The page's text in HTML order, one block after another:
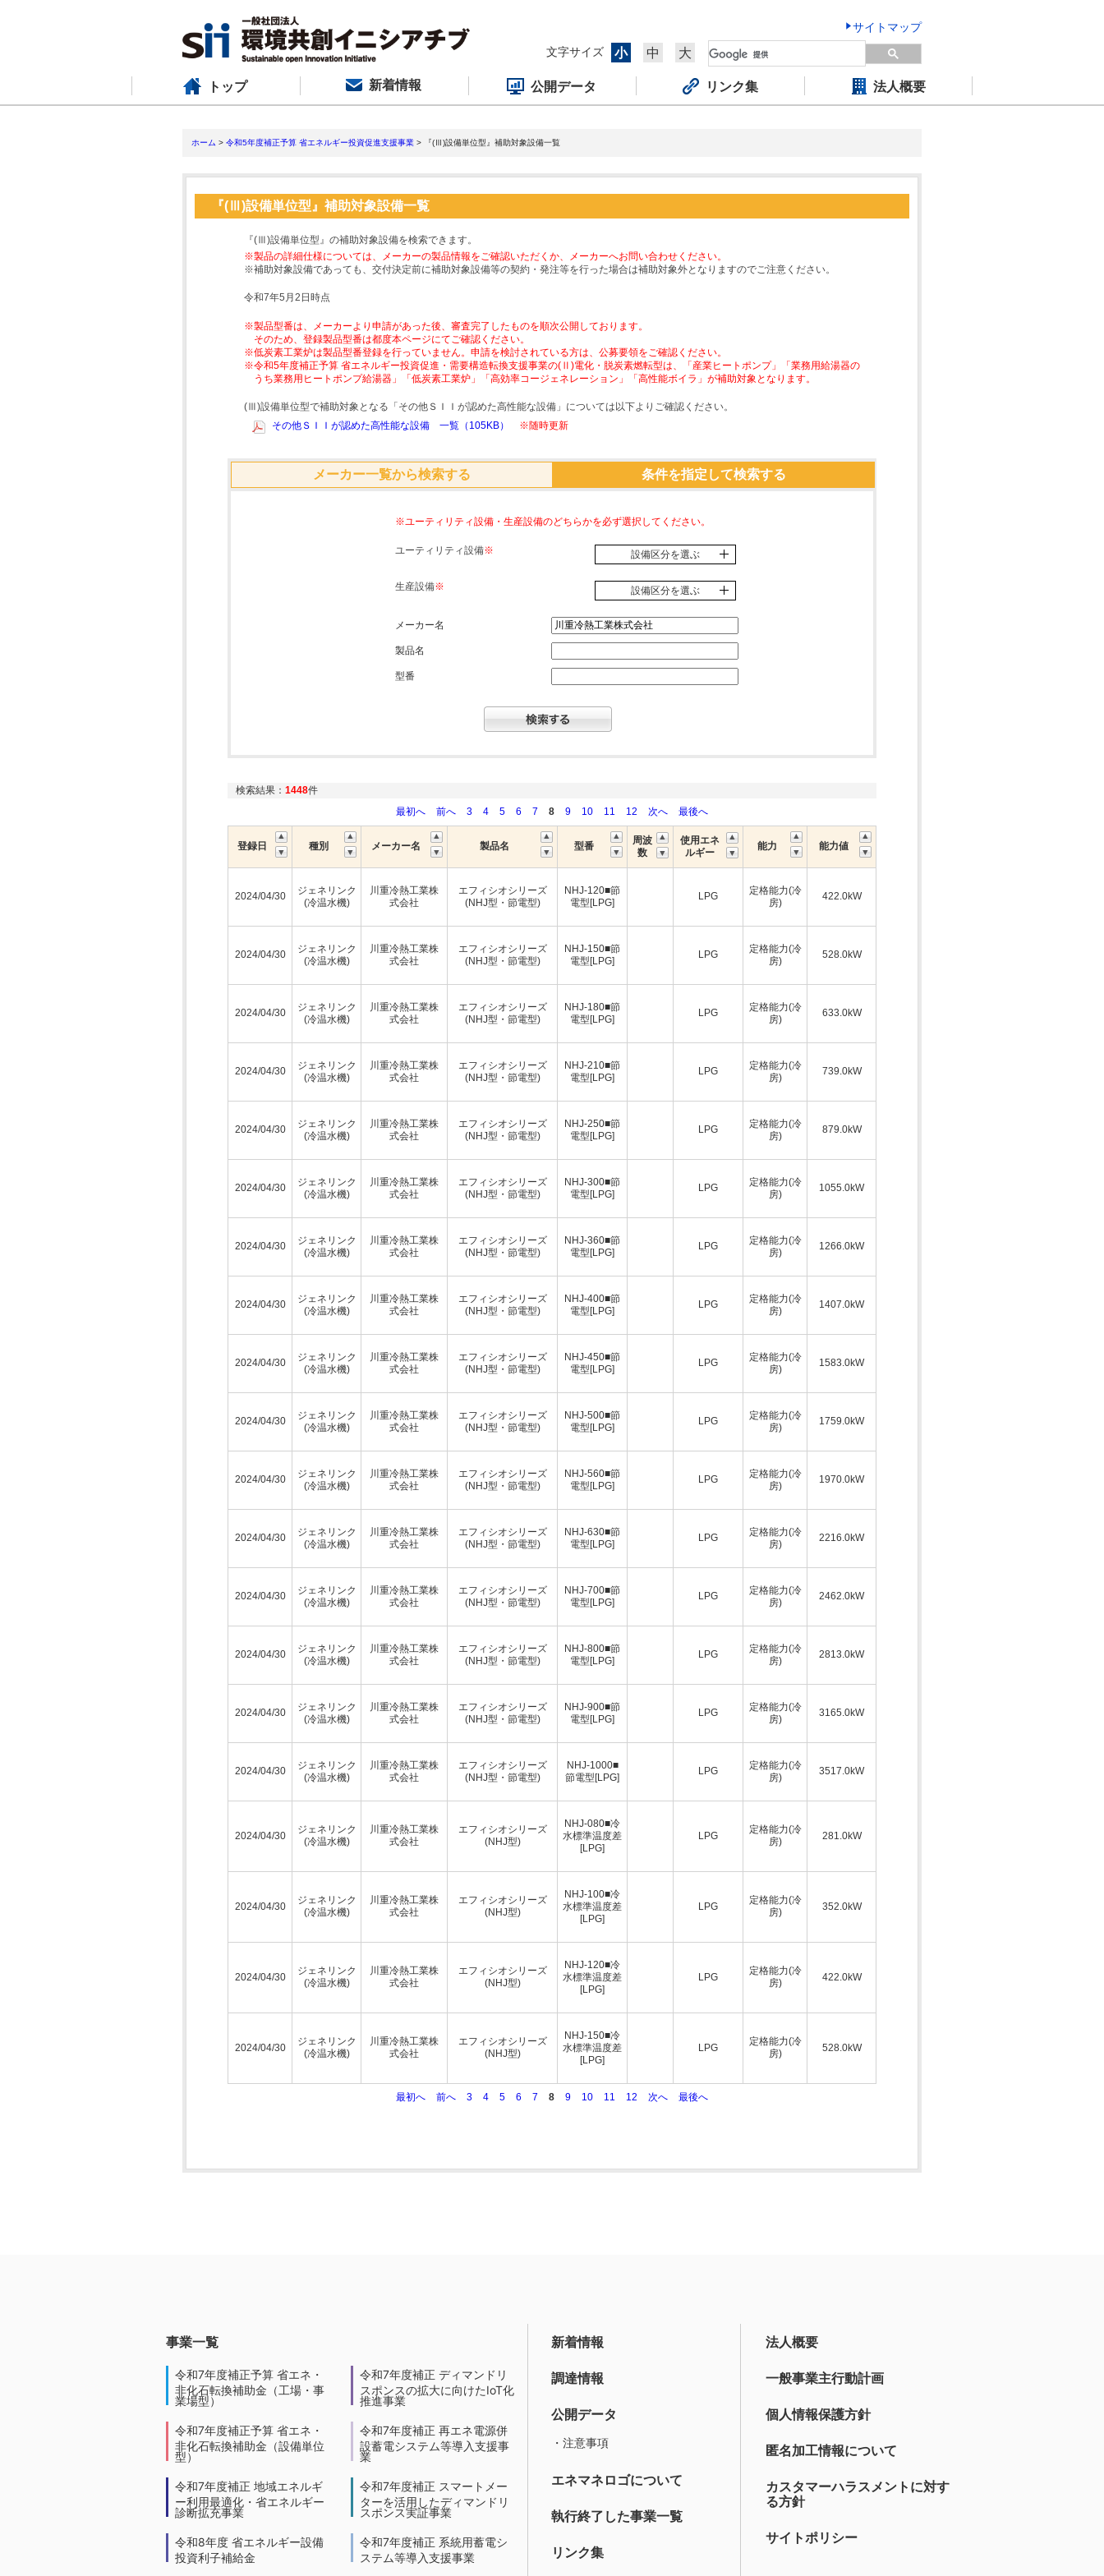
サイトマップ
文字サイズ
小 中 大
トップ 新着情報 公開データ リンク集 法人概要
ホーム > 令和5年度補正予算 省エネルギー投資促進支援事業 > 『(Ⅲ)設備単位型』補助対象設備一覧
『(Ⅲ)設備単位型』補助対象設備一覧
『(Ⅲ)設備単位型』の補助対象設備を検索できます。
※製品の詳細仕様については、メーカーの製品情報をご確認いただくか、メーカーへお問い合わせください。
※補助対象設備であっても、交付決定前に補助対象設備等の契約・発注等を行った場合は補助対象外となりますのでご注意ください。
令和7年5月2日時点
※製品型番は、メーカーより申請があった後、審査完了したものを順次公開しております。
そのため、登録製品型番は都度本ページにてご確認ください。
※低炭素工業炉は製品型番登録を行っていません。申請を検討されている方は、公募要領をご確認ください。
※令和5年度補正予算 省エネルギー投資促進・需要構造転換支援事業の(Ⅱ)電化・脱炭素燃転型は、「産業ヒートポンプ」「業務用給湯器の
うち業務用ヒートポンプ給湯器」「低炭素工業炉」「高効率コージェネレーション」「高性能ボイラ」が補助対象となります。
(Ⅲ)設備単位型で補助対象となる「その他ＳＩＩが認めた高性能な設備」については以下よりご確認ください。
その他ＳＩＩが認めた高性能な設備 一覧（105KB）
※随時更新
メーカー一覧から検索する 条件を指定して検索する
※ユーティリティ設備・生産設備のどちらかを必ず選択してください。
ユーティリティ設備※ 設備区分を選ぶ
生産設備※ 設備区分を選ぶ
メーカー名
製品名
型番
検索結果： 1448件
最初へ
前へ 3 4 5 6 7 8 9 10 11 12 次へ 最後へ
登録日 種別 メーカー名 製品名 型番
周波
数
使用エネ
ルギー
能力 能力値
2024/04/30
ジェネリンク
(冷温水機)
川重冷熱工業株
式会社
エフィシオシリーズ
(NHJ型・節電型)
NHJ-120■節
電型[LPG]
LPG
定格能力(冷
房)
422.0kW
2024/04/30
ジェネリンク
(冷温水機)
川重冷熱工業株
式会社
エフィシオシリーズ
(NHJ型・節電型)
NHJ-150■節
電型[LPG]
LPG
定格能力(冷
房)
528.0kW
2024/04/30
ジェネリンク
(冷温水機)
川重冷熱工業株
式会社
エフィシオシリーズ
(NHJ型・節電型)
NHJ-180■節
電型[LPG]
LPG
定格能力(冷
房)
633.0kW
2024/04/30
ジェネリンク
(冷温水機)
川重冷熱工業株
式会社
エフィシオシリーズ
(NHJ型・節電型)
NHJ-210■節
電型[LPG]
LPG
定格能力(冷
房)
739.0kW
2024/04/30
ジェネリンク
(冷温水機)
川重冷熱工業株
式会社
エフィシオシリーズ
(NHJ型・節電型)
NHJ-250■節
電型[LPG]
LPG
定格能力(冷
房)
879.0kW
2024/04/30
ジェネリンク
(冷温水機)
川重冷熱工業株
式会社
エフィシオシリーズ
(NHJ型・節電型)
NHJ-300■節
電型[LPG]
LPG
定格能力(冷
房)
1055.0kW
2024/04/30
ジェネリンク
(冷温水機)
川重冷熱工業株
式会社
エフィシオシリーズ
(NHJ型・節電型)
NHJ-360■節
電型[LPG]
LPG
定格能力(冷
房)
1266.0kW
2024/04/30
ジェネリンク
(冷温水機)
川重冷熱工業株
式会社
エフィシオシリーズ
(NHJ型・節電型)
NHJ-400■節
電型[LPG]
LPG
定格能力(冷
房)
1407.0kW
2024/04/30
ジェネリンク
(冷温水機)
川重冷熱工業株
式会社
エフィシオシリーズ
(NHJ型・節電型)
NHJ-450■節
電型[LPG]
LPG
定格能力(冷
房)
1583.0kW
2024/04/30
ジェネリンク
(冷温水機)
川重冷熱工業株
式会社
エフィシオシリーズ
(NHJ型・節電型)
NHJ-500■節
電型[LPG]
LPG
定格能力(冷
房)
1759.0kW
2024/04/30
ジェネリンク
(冷温水機)
川重冷熱工業株
式会社
エフィシオシリーズ
(NHJ型・節電型)
NHJ-560■節
電型[LPG]
LPG
定格能力(冷
房)
1970.0kW
2024/04/30
ジェネリンク
(冷温水機)
川重冷熱工業株
式会社
エフィシオシリーズ
(NHJ型・節電型)
NHJ-630■節
電型[LPG]
LPG
定格能力(冷
房)
2216.0kW
2024/04/30
ジェネリンク
(冷温水機)
川重冷熱工業株
式会社
エフィシオシリーズ
(NHJ型・節電型)
NHJ-700■節
電型[LPG]
LPG
定格能力(冷
房)
2462.0kW
2024/04/30
ジェネリンク
(冷温水機)
川重冷熱工業株
式会社
エフィシオシリーズ
(NHJ型・節電型)
NHJ-800■節
電型[LPG]
LPG
定格能力(冷
房)
2813.0kW
2024/04/30
ジェネリンク
(冷温水機)
川重冷熱工業株
式会社
エフィシオシリーズ
(NHJ型・節電型)
NHJ-900■節
電型[LPG]
LPG
定格能力(冷
房)
3165.0kW
2024/04/30
ジェネリンク
(冷温水機)
川重冷熱工業株
式会社
エフィシオシリーズ
(NHJ型・節電型)
NHJ-1000■
節電型[LPG]
LPG
定格能力(冷
房)
3517.0kW
2024/04/30
ジェネリンク
(冷温水機)
川重冷熱工業株
式会社
エフィシオシリーズ
(NHJ型)
NHJ-080■冷
水標準温度差
[LPG]
LPG
定格能力(冷
房)
281.0kW
2024/04/30
ジェネリンク
(冷温水機)
川重冷熱工業株
式会社
エフィシオシリーズ
(NHJ型)
NHJ-100■冷
水標準温度差
[LPG]
LPG
定格能力(冷
房)
352.0kW
2024/04/30
ジェネリンク
(冷温水機)
川重冷熱工業株
式会社
エフィシオシリーズ
(NHJ型)
NHJ-120■冷
水標準温度差
[LPG]
LPG
定格能力(冷
房)
422.0kW
2024/04/30
ジェネリンク
(冷温水機)
川重冷熱工業株
式会社
エフィシオシリーズ
(NHJ型)
NHJ-150■冷
水標準温度差
[LPG]
LPG
定格能力(冷
房)
528.0kW
最初へ 前へ 3 4 5 6 7 8 9 10 11 12 次へ 最後へ
事業一覧
令和7年度補正予算 省エネ・
非化石転換補助金（工場・事
業場型）
令和7年度補正予算 省エネ・
非化石転換補助金（設備単位
型）
令和7年度補正 地域エネルギ
ー利用最適化・省エネルギー
診断拡充事業
令和8年度 省エネルギー設備
投資利子補給金
令和7年度補正 ディマンドリ
スポンスの拡大に向けたIoT化
推進事業
令和7年度補正 再エネ電源併
設蓄電システム等導入支援事
業
令和7年度補正 スマートメー
ターを活用したディマンドリ
スポンス実証事業
令和7年度補正 系統用蓄電シ
ステム等導入支援事業
新着情報
調達情報
公開データ
・注意事項
エネマネロゴについて
執行終了した事業一覧
リンク集
法人概要
一般事業主行動計画
個人情報保護方針
匿名加工情報について
カスタマーハラスメントに対す
る方針
サイトポリシー